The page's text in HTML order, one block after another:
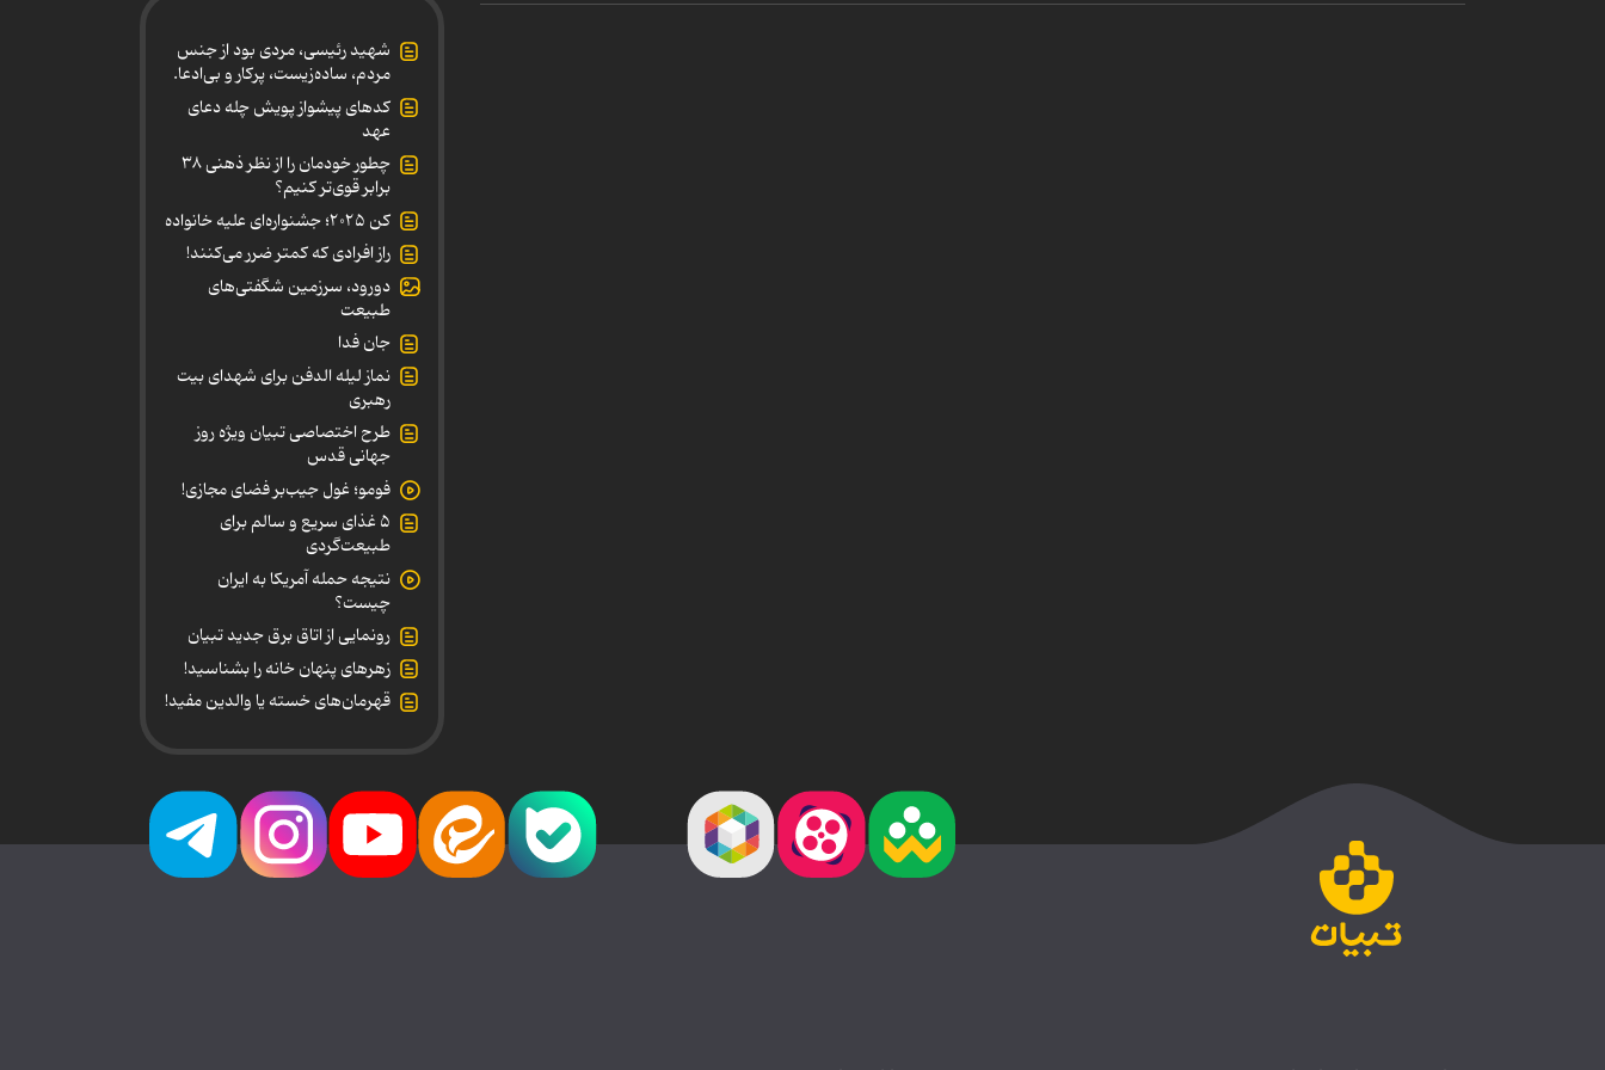
شهید رئیسی، مردی بود از جنس
مردم، ساده‌زیست، پرکار و بی‌ادعا.
کدهای پیشواز پویش چله دعای
عهد
چطور خودمان را از نظر ذهنی ۳۸
برابر قوی‌تر کنیم؟
کن ۲۰۲۵؛ جشنواره‌ای علیه خانواده
راز افرادی که کمتر ضرر می‌کنند!
دورود، سرزمین شگفتی‌های
طبیعت
جان فدا
نماز لیله الدفن برای شهدای بیت
رهبری
طرح اختصاصی تبیان ویژه روز
جهانی قدس
فومو؛ غول جیب‌بر فضای مجازی!
۵ غذای سریع و سالم برای
طبیعت‌گردی
نتیجه حمله آمریکا به ایران
چیست؟
رونمایی از اتاق برق جدید تبیان
زهرهای پنهان خانه را بشناسید!
قهرمان‌های خسته یا والدین مفید!